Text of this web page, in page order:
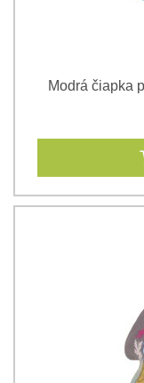
Modrá čiapka